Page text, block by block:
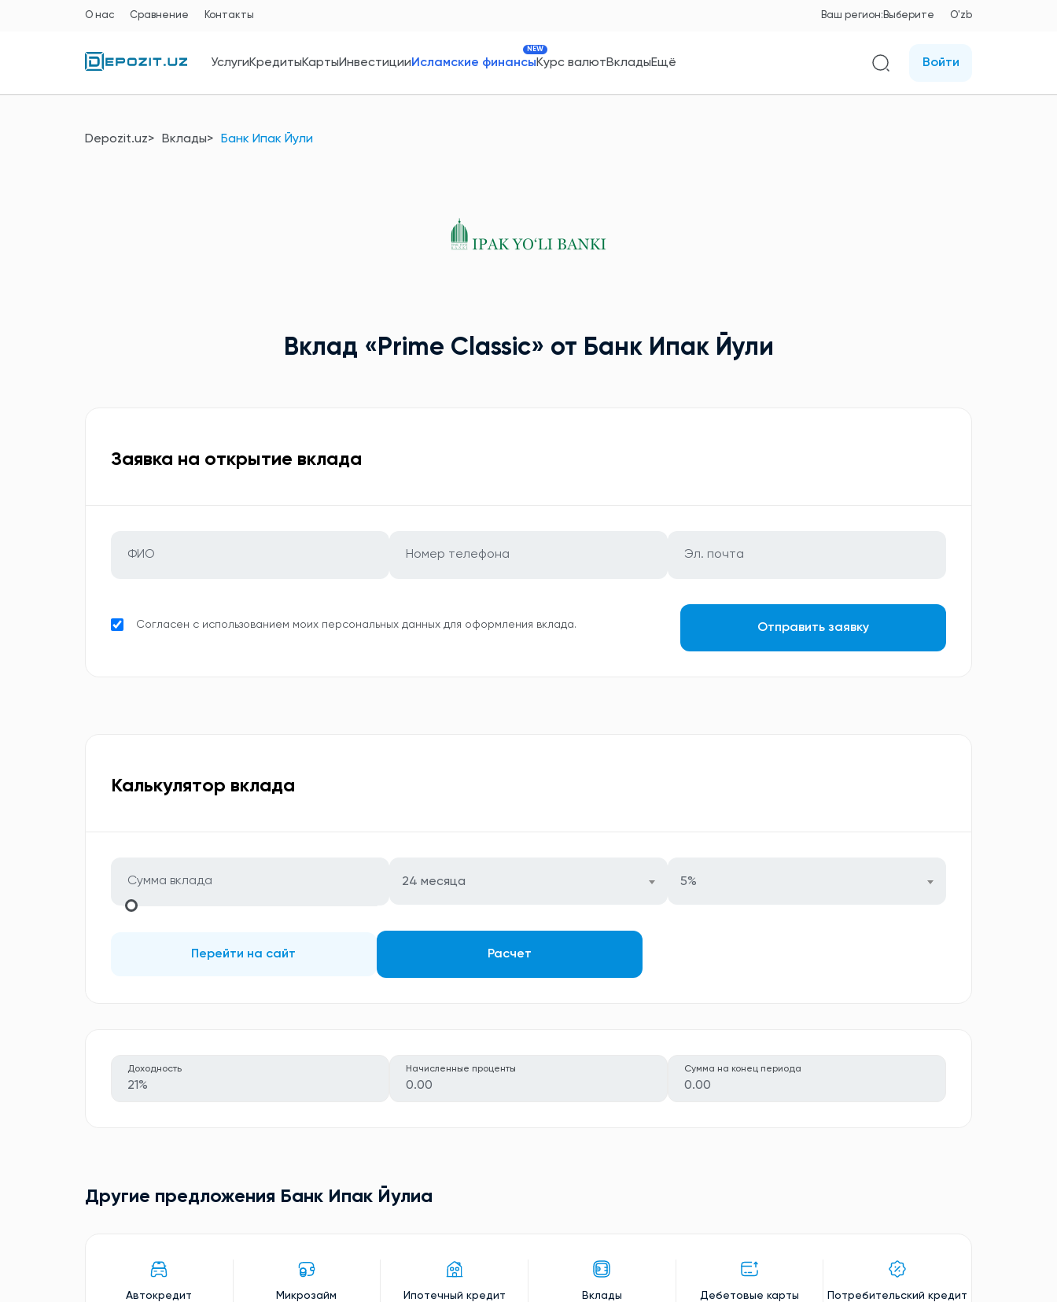
О нас Сравнение Контакты Ваш регион: Выберите O'zb
УслугиКредитыКартыИнвестицииИсламские финансы
NEW
Курс валютВкладыЕщё Войти
Depozit.uz Вклады Банк Ипак Йули
Вклад «Prime Classic» от Банк Ипак Йули
Заявка на открытие вклада
Согласен с использованием моих персональных данных для оформления вклада. Отправить заявку
Калькулятор вклада
24 месяца 5%
Перейти на сайт Расчет
Доходность
21%
Начисленные проценты
0.00
Сумма на конец периода
0.00
Другие предложения Банк Ипак Йулиa
Автокредит Микрозайм Ипотечный кредит Вклады Дебетовые карты Потребительский кредит